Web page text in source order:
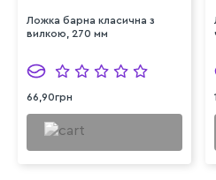
Ложка барна класична з
вилкою, 270 мм
66,90грн